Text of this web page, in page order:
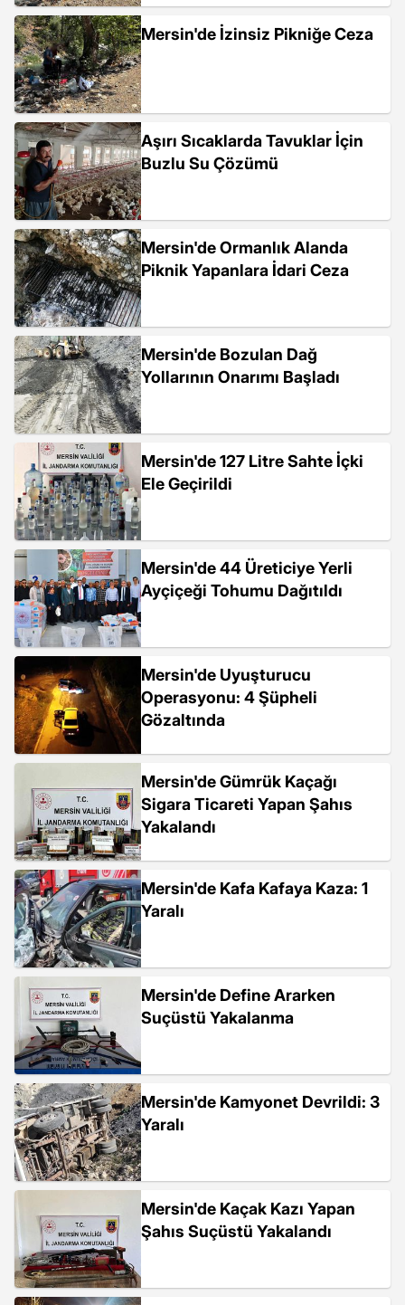
Mersin'de İzinsiz Pikniğe Ceza
Aşırı Sıcaklarda Tavuklar İçin
Buzlu Su Çözümü
Mersin'de Ormanlık Alanda
Piknik Yapanlara İdari Ceza
Mersin'de Bozulan Dağ
Yollarının Onarımı Başladı
Mersin'de 127 Litre Sahte İçki
Ele Geçirildi
Mersin'de 44 Üreticiye Yerli
Ayçiçeği Tohumu Dağıtıldı
Mersin'de Uyuşturucu
Operasyonu: 4 Şüpheli
Gözaltında
Mersin'de Gümrük Kaçağı
Sigara Ticareti Yapan Şahıs
Yakalandı
Mersin'de Kafa Kafaya Kaza: 1
Yaralı
Mersin'de Define Ararken
Suçüstü Yakalanma
Mersin'de Kamyonet Devrildi: 3
Yaralı
Mersin'de Kaçak Kazı Yapan
Şahıs Suçüstü Yakalandı